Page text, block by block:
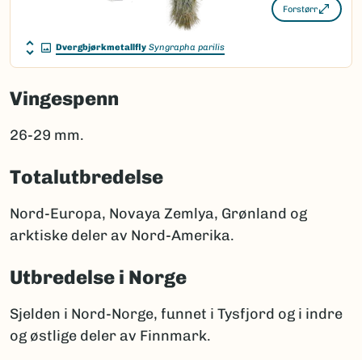
Forstørr
Dvergbjørkmetallfly Syngrapha parilis
Vingespenn
26-29 mm.
Totalutbredelse
Nord-Europa, Novaya Zemlya, Grønland og
arktiske deler av Nord-Amerika.
Utbredelse i Norge
Sjelden i Nord-Norge, funnet i Tysfjord og i indre
og østlige deler av Finnmark.